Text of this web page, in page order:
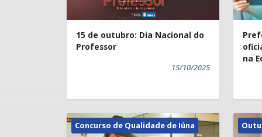
15 de outubro: Dia Nacional do
Professor
15/10/2025
na
Concurso de Qualidade de Iúna